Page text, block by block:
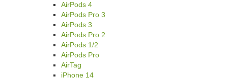
AirPods 4
AirPods Pro 3
AirPods 3
AirPods Pro 2
AirPods 1/2
AirPods Pro
AirTag
iPhone 14